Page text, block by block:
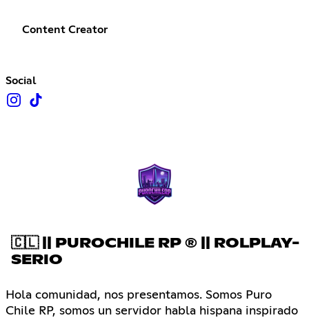
Content Creator
Social
🇨🇱 || PUROCHILE RP ® || ROLPLAY-
SERIO
Hola comunidad, nos presentamos. Somos Puro
Chile RP, somos un servidor habla hispana inspirado